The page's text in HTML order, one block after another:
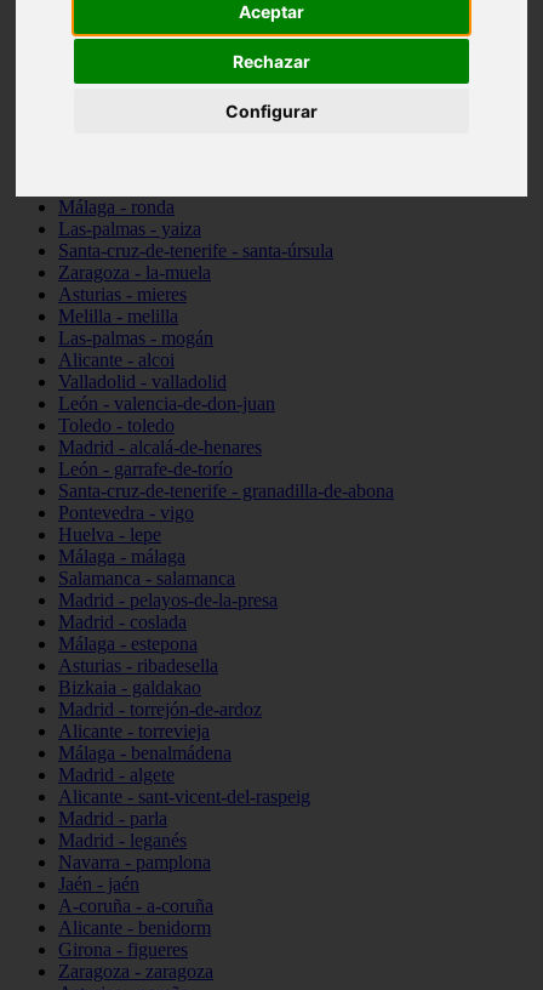
Aceptar
Rechazar
Configurar
Toledo - seseña
Cantabria - val-de-san-vicente
Málaga - ronda
Las-palmas - yaiza
Santa-cruz-de-tenerife - santa-úrsula
Zaragoza - la-muela
Asturias - mieres
Melilla - melilla
Las-palmas - mogán
Alicante - alcoi
Valladolid - valladolid
León - valencia-de-don-juan
Toledo - toledo
Madrid - alcalá-de-henares
León - garrafe-de-torío
Santa-cruz-de-tenerife - granadilla-de-abona
Pontevedra - vigo
Huelva - lepe
Málaga - málaga
Salamanca - salamanca
Madrid - pelayos-de-la-presa
Madrid - coslada
Málaga - estepona
Asturias - ribadesella
Bizkaia - galdakao
Madrid - torrejón-de-ardoz
Alicante - torrevieja
Málaga - benalmádena
Madrid - algete
Alicante - sant-vicent-del-raspeig
Madrid - parla
Madrid - leganés
Navarra - pamplona
Jaén - jaén
A-coruña - a-coruña
Alicante - benidorm
Girona - figueres
Zaragoza - zaragoza